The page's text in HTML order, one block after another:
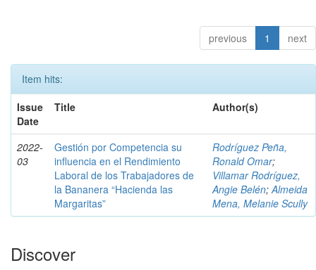
previous 1 next
Item hits:
Issue
Date
Title Author(s)
2022-
03
Gestión por Competencia su
influencia en el Rendimiento
Laboral de los Trabajadores de
la Bananera “Hacienda las
Margaritas”
Rodríguez Peña,
Ronald Omar;
Villamar Rodríguez,
Angie Belén; Almeida
Mena, Melanie Scully
Discover